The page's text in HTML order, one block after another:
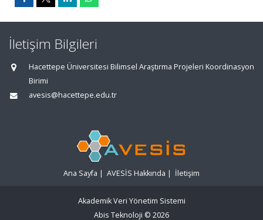
İletişim Bilgileri
Hacettepe Üniversitesi Bilimsel Araştırma Projeleri Koordinasyon
Birimi
avesis@hacettepe.edu.tr
Ana Sayfa | AVESİS Hakkında | İletişim
Akademik Veri Yönetim Sistemi
Abis Teknoloji © 2026